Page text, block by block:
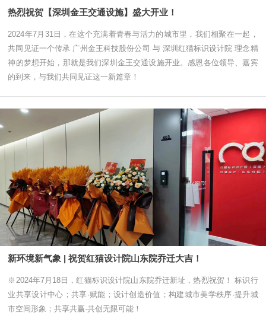
热烈祝贺【深圳金王交通设施】盛大开业！
2024年7月31日，在这个充满着青春与活力的城市里，我们相聚在一起，
共同见证一个传承 广州金王科技股份公司 与 深圳红猫标识设计院 理念精
神的梦想开始，那就是我们深圳金王交通设施开业。感恩各位领导、嘉宾
的到来，与我们共同见证这一新篇章！
新环境新气象 | 祝贺红猫设计院山东院乔迁大吉！
※2024年7月18日，红猫标识设计院山东院乔迁新址，热烈祝贺！ 标识行
业共享设计中心；共享·赋能；设计创造价值；构建城市美学秩序·提升城
市空间形象；共享共赢·共创无限可能！